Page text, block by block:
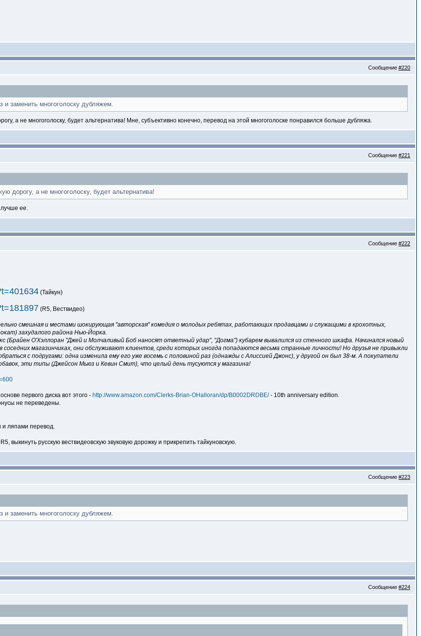
Сообщение #220
и заменить многоголоску дубляжем.
а не многоголоску, будет альтернатива! Мне, субъективно конечно, перевод на этой многоголоске понравился больше дубляжа.
Сообщение #221
дорогу, а не многоголоску, будет альтернатива!
лучше ее.
Сообщение #222
(Тайкун)
(R5, Вествидео)
смешная и местами шокирующая "авторская" комедия о молодых ребятах, работающих продавцами и служащими в крохотных,
захудалого района Нью-Йорка.
(Брайен О'Хэллоран "Джей и Молчаливый Боб наносят ответный удар", "Догма") кубарем вывалился из стенного шкафа. Начинался новый
магазинчиках, они обслуживают клиентов, среди которых иногда попадаются весьма странные личности! Но друзья не привыкли
с подругами: одна изменила ему его уже восемь с половиной раз (однажды с Алиссией Джонс), у другой он был 38-м. А покупатели
эти типы (Джейсон Мьюз и Кевин Смит), что целый день тусуются у магазина!
первого диска вот этого - http://www.amazon.com/Clerks-Brian-OHalloran/dp/B0002DRDBE/- 10th anniversary edition.
не переведены.
ляпами перевод.
выкинуть русскую вествидеовскую звуковую дорожку и прикрепить тайкуновскую.
Сообщение #223
и заменить многоголоску дубляжем.
Сообщение #224